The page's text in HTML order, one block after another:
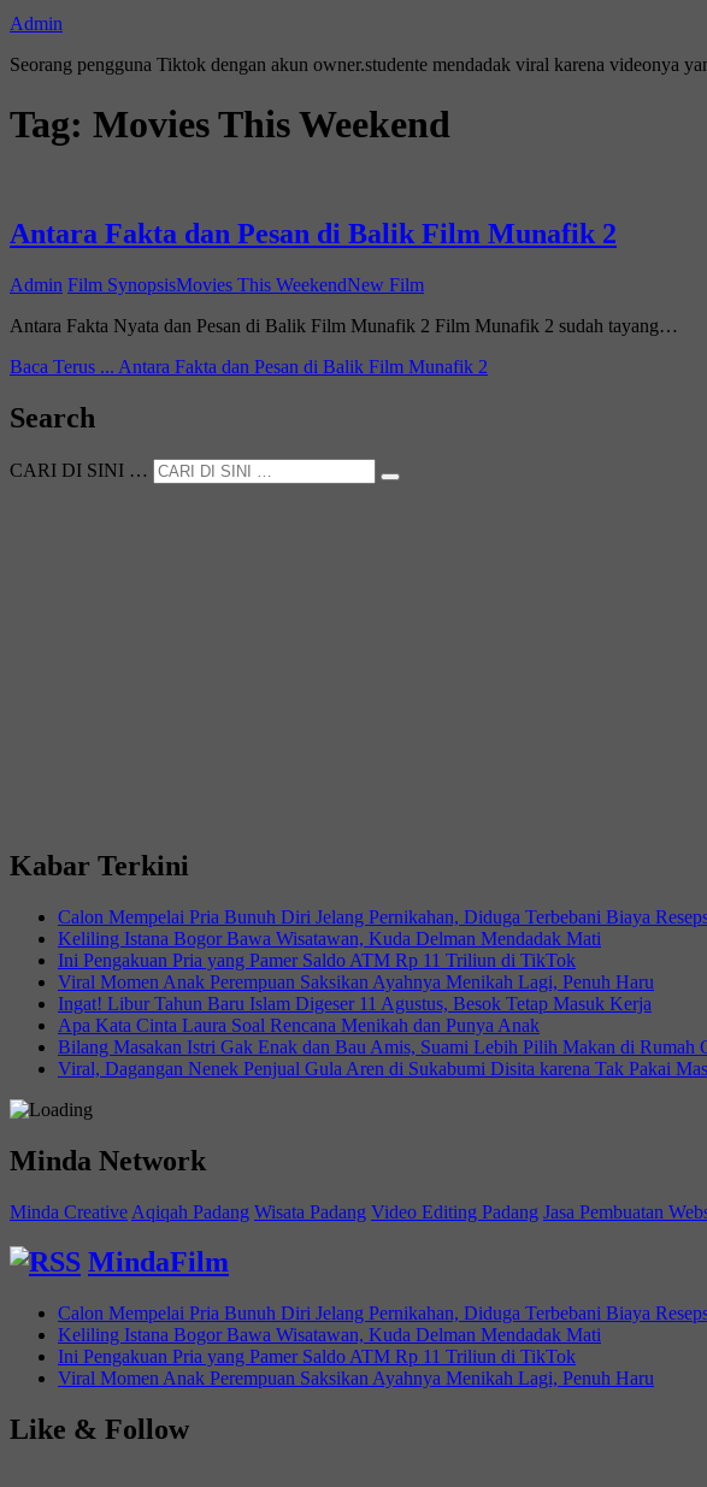
Admin
Seorang pengguna Tiktok dengan akun owner.studente mendadak viral karena videonya
Tag: Movies This Weekend
Antara Fakta dan Pesan di Balik Film Munafik 2
Admin Film SynopsisMovies This WeekendNew Film
Antara Fakta Nyata dan Pesan di Balik Film Munafik 2 Film Munafik 2 sudah tayang…
Baca Terus ... Antara Fakta dan Pesan di Balik Film Munafik 2
Search
CARI DI SINI …
Kabar Terkini
Calon Mempelai Pria Bunuh Diri Jelang Pernikahan, Diduga Terbebani Biaya
Keliling Istana Bogor Bawa Wisatawan, Kuda Delman Mendadak Mati
Ini Pengakuan Pria yang Pamer Saldo ATM Rp 11 Triliun di TikTok
Viral Momen Anak Perempuan Saksikan Ayahnya Menikah Lagi, Penuh Haru
Ingat! Libur Tahun Baru Islam Digeser 11 Agustus, Besok Tetap Masuk Kerja
Apa Kata Cinta Laura Soal Rencana Menikah dan Punya Anak
Bilang Masakan Istri Gak Enak dan Bau Amis, Suami Lebih Pilih Makan di Rumah
Viral, Dagangan Nenek Penjual Gula Aren di Sukabumi Disita karena Tak Pakai
Minda Network
Minda Creative Aqiqah Padang Wisata Padang Video Editing Padang Jasa Pembuatan
MindaFilm
Calon Mempelai Pria Bunuh Diri Jelang Pernikahan, Diduga Terbebani Biaya
Keliling Istana Bogor Bawa Wisatawan, Kuda Delman Mendadak Mati
Ini Pengakuan Pria yang Pamer Saldo ATM Rp 11 Triliun di TikTok
Viral Momen Anak Perempuan Saksikan Ayahnya Menikah Lagi, Penuh Haru
Like & Follow